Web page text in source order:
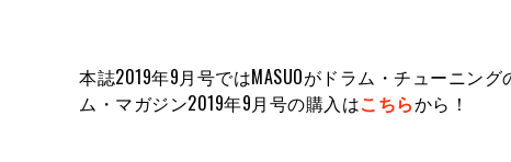
本誌2019年9月号ではMASUOがドラム・チューニン
ム・マガジン2019年9月号の購入はこちらから！